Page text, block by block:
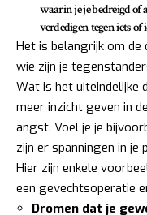
waarin je jebedreigd of
verdedigen tegen iets of
Het is belangrijk om de
wie zijn je
Wat is het uiteindelijke
meer inzicht geven in
angst. Voel je je
zijn er spanningen in je
Hier zijn enkele
een gevechtsoperatie
Dromen dat je